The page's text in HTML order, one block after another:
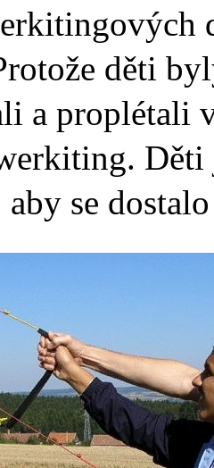
děti
a proplétali
Děti
se